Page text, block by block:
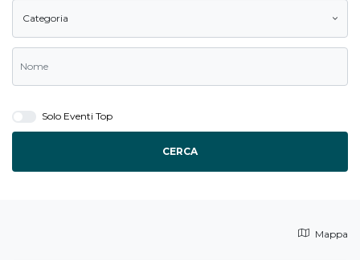
Categoria
Solo Eventi Top
CERCA
Mappa